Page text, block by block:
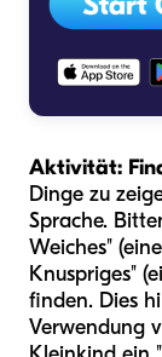
Aktivität:
Dinge zu
Sprache.
Weiches"
Knuspriges"
finden. Dies
Verwendung